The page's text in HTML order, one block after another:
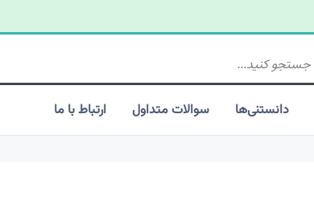
دانستنی‌ها سوالات متداول ارتباط با ما